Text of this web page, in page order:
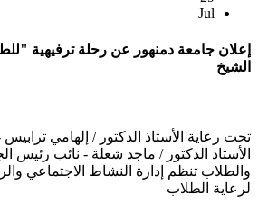
Jul
إعلان جامعة دمنهور عن رحلة ترفيهية
الشيخ
تحت رعاية الأستاذ الدكتور / إلهامي
الأستاذ الدكتور / ماجد شعلة - نائب رئيس
والطلاب تنظم إدارة النشاط الاجتماعي
لرعاية الطلاب